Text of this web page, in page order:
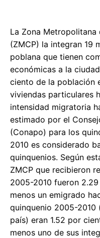
La Zona Metropolitana
(ZMCP) la integran 19
poblana que tienen
económicas a la
ciento de la población
viviendas particulares
intensidad migratoria
estimado por el
(Conapo) para los
2010 es considerado
quinquenios. Según
ZMCP que recibieron
2005-2010 fueron
menos un emigrado
quinquenio 2005-2010
país) eran 1.52 por
menos uno de sus